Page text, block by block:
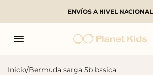
ENVÍOS A NIVEL NACIONAL
Inicio/Bermuda sarga 5b basica
Buscar